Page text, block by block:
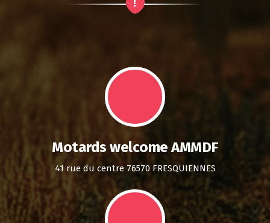
Motards welcome AMMDF
41 rue du centre 76570 FRESQUIENNES